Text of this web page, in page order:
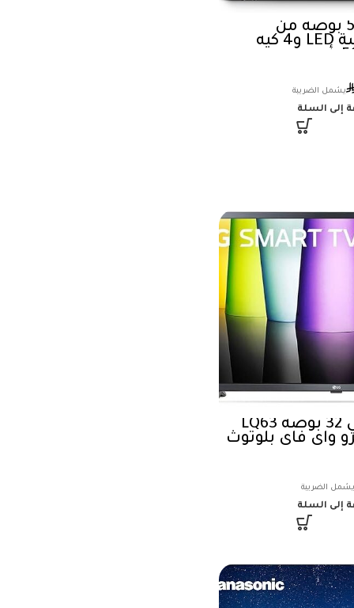
تلفزيون ذكي 50 بوصة من
امبيكس، شاشة LED و4 كيه
إلى السلة
تلفزيون LG ذكي 32 بوصة LQ63
إلى السلة